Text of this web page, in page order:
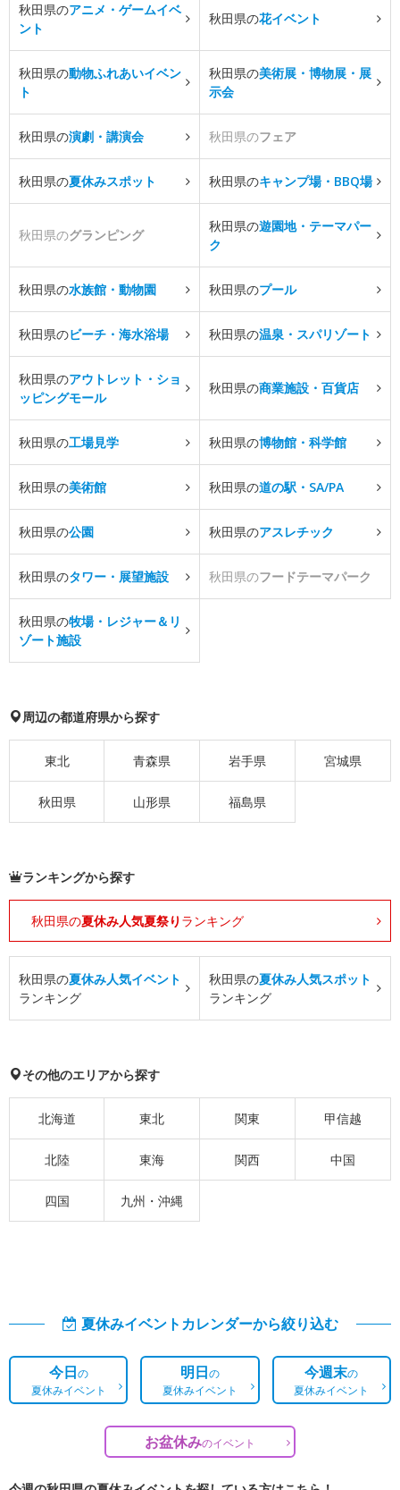
秋田県のアニメ・ゲームイベ
ント
秋田県の花イベント
秋田県の動物ふれあいイベン
ト
秋田県の美術展・博物展・展
示会
秋田県の演劇・講演会 秋田県のフェア
秋田県の夏休みスポット 秋田県のキャンプ場・BBQ場
秋田県のグランピング
秋田県の遊園地・テーマパー
ク
秋田県の水族館・動物園 秋田県のプール
秋田県のビーチ・海水浴場 秋田県の温泉・スパリゾート
秋田県のアウトレット・ショ
ッピングモール
秋田県の商業施設・百貨店
秋田県の工場見学 秋田県の博物館・科学館
秋田県の美術館 秋田県の道の駅・SA/PA
秋田県の公園 秋田県のアスレチック
秋田県のタワー・展望施設 秋田県のフードテーマパーク
秋田県の牧場・レジャー＆リ
ゾート施設
周辺の都道府県から探す
東北 青森県 岩手県 宮城県
秋田県 山形県 福島県
ランキングから探す
秋田県の夏休み人気夏祭り ランキング
秋田県の夏休み人気イベント
ランキング
秋田県の夏休み人気スポット
ランキング
その他のエリアから探す
北海道 東北 関東 甲信越
北陸 東海 関西 中国
四国 九州・沖縄
夏休みイベントカレンダーから絞り込む
今日の
夏休みイベント
明日の
夏休みイベント
今週末の
夏休みイベント
お盆休みのイベント